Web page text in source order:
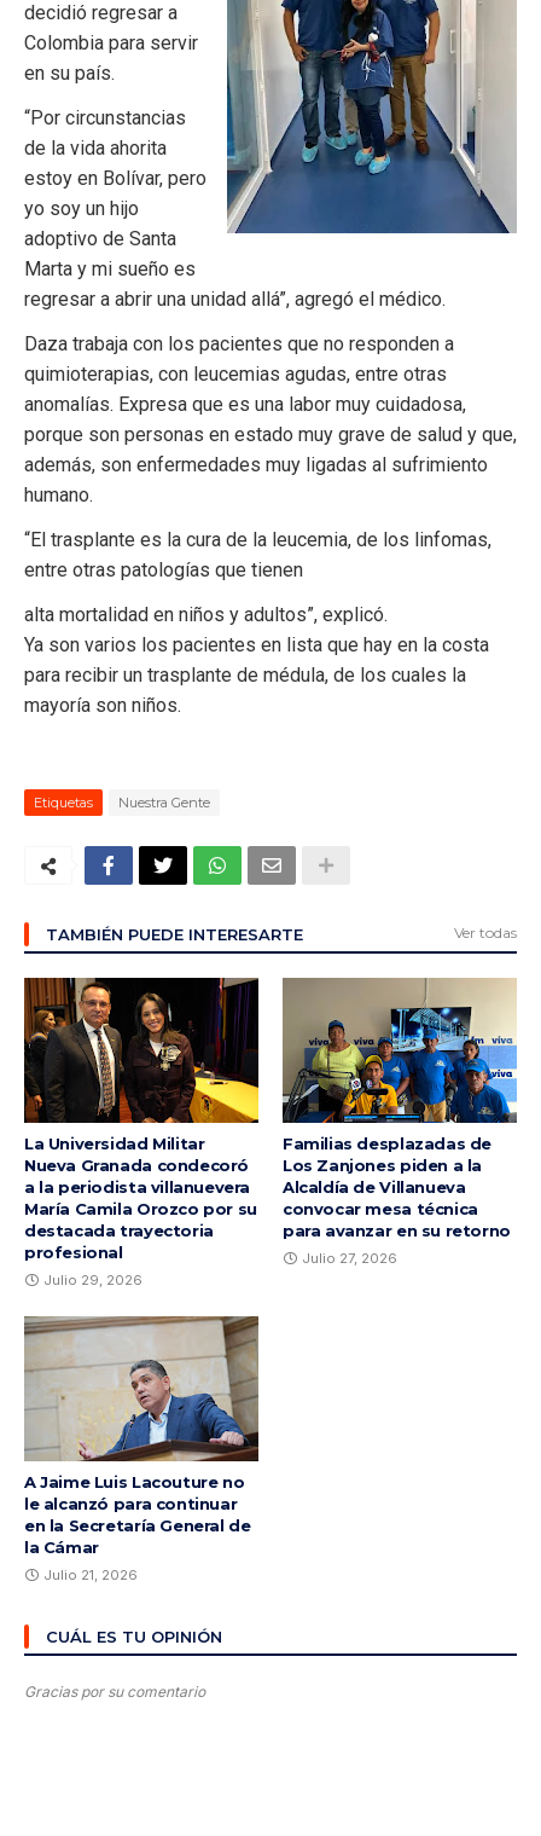
decidió regresar a
Colombia para servir
en su país.
“Por circunstancias
de la vida ahorita
estoy en Bolívar, pero
yo soy un hijo
adoptivo de Santa
Marta y mi sueño es
regresar a abrir una unidad allá”, agregó el médico.
Daza trabaja con los pacientes que no responden a
quimioterapias, con leucemias agudas, entre otras
anomalías. Expresa que es una labor muy cuidadosa,
porque son personas en estado muy grave de salud y que,
además, son enfermedades muy ligadas al sufrimiento
humano.
“El trasplante es la cura de la leucemia, de los linfomas,
entre otras patologías que tienen
alta mortalidad en niños y adultos”, explicó.
Ya son varios los pacientes en lista que hay en la costa
para recibir un trasplante de médula, de los cuales la
mayoría son niños.
Etiquetas Nuestra Gente
TAMBIÉN PUEDE INTERESARTE Ver todas
La Universidad Militar
Nueva Granada condecoró
a la periodista villanuevera
María Camila Orozco por su
destacada trayectoria
profesional
Julio 29, 2026
Familias desplazadas de
Los Zanjones piden a la
Alcaldía de Villanueva
convocar mesa técnica
para avanzar en su retorno
Julio 27, 2026
A Jaime Luis Lacouture no
le alcanzó para continuar
en la Secretaría General de
la Cámar
Julio 21, 2026
CUÁL ES TU OPINIÓN
Gracias por su comentario